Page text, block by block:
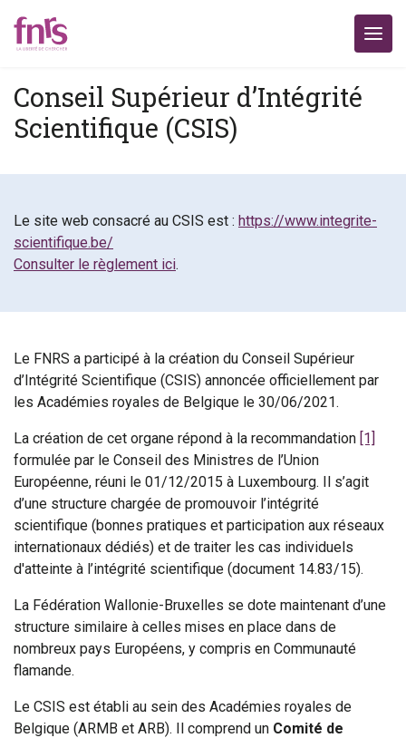
Conseil Supérieur d’Intégrité
Scientifique (CSIS)
Le site web consacré au CSIS est : https://www.integrite-
scientifique.be/
Consulter le règlement ici.
Le FNRS a participé à la création du Conseil Supérieur
d’Intégrité Scientifique (CSIS) annoncée officiellement par
les Académies royales de Belgique le 30/06/2021.
La création de cet organe répond à la recommandation [1]
formulée par le Conseil des Ministres de l’Union
Européenne, réuni le 01/12/2015 à Luxembourg. Il s’agit
d’une structure chargée de promouvoir l’intégrité
scientifique (bonnes pratiques et participation aux réseaux
internationaux dédiés) et de traiter les cas individuels
d'atteinte à l’intégrité scientifique (document 14.83/15).
La Fédération Wallonie-Bruxelles se dote maintenant d’une
structure similaire à celles mises en place dans de
nombreux pays Européens, y compris en Communauté
flamande.
Le CSIS est établi au sein des Académies royales de
Belgique (ARMB et ARB). Il comprend un Comité de